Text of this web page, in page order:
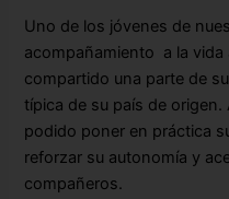
Uno de los jóvenes de
acompañamiento a la vida
compartido una parte de
típica de su país de
podido poner en práctica
reforzar su autonomía y
compañeros.